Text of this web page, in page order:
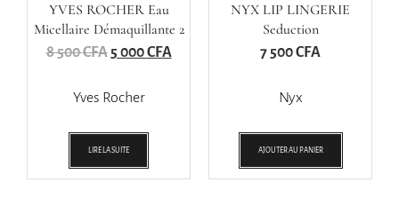
YVES ROCHER Eau
Micellaire Démaquillante 2
En1
8 500CFA 5 000CFA
Yves Rocher
LIRE LA SUITE
NYX LIP LINGERIE
Seduction
7 500CFA
Nyx
AJOUTER AU PANIER